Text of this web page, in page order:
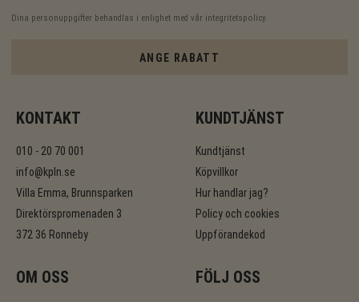
Dina personuppgifter behandlas i enlighet med vår integritetspolicy
ANGE RABATT
KONTAKT
010 - 20 70 001
info@kpln.se
Villa Emma, Brunnsparken
Direktörspromenaden 3
372 36 Ronneby
KUNDTJÄNST
Kundtjänst
Köpvillkor
Hur handlar jag?
Policy och cookies
Uppförandekod
OM OSS FÖLJ OSS